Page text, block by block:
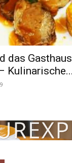
das
Kulinarische...